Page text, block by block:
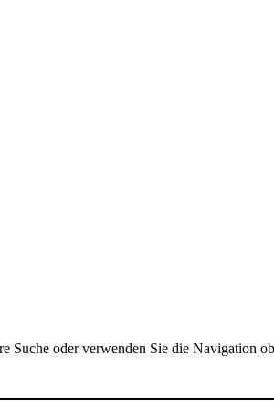
Suche oder verwenden Sie die Navigation